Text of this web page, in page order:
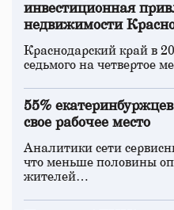
инвестиционная
недвижимости
Краснодарский край в
седьмого на четвертое
55%
свое рабочее место
Аналитики сети
что меньше половины
жителей…